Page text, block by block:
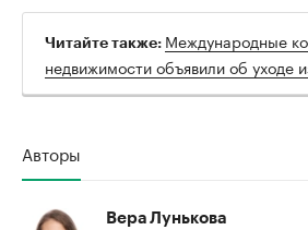
Читайте также: Международные
недвижимости объявили об уходе
Авторы
Вера Лунькова